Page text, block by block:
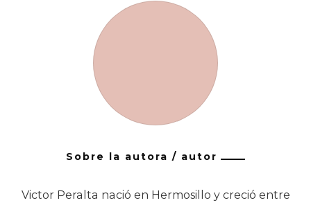
Sobre la autora / autor
Victor Peralta nació en Hermosillo y creció entre